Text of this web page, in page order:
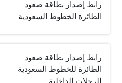
رابط إصدار بطاقة صعود
الطائرة الخطوط السعودية
رابط إصدار بطاقة صعود
الطائرة للخطوط السعودية
للرحلات الداخلية